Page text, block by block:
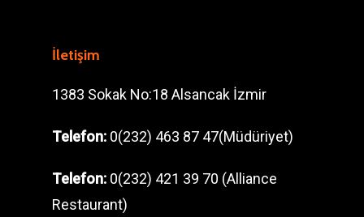
İletişim
1383 Sokak No:18 Alsancak İzmir
Telefon: 0(232) 463 87 47(Müdüriyet)
Telefon: 0(232) 421 39 70 (Alliance
Restaurant)